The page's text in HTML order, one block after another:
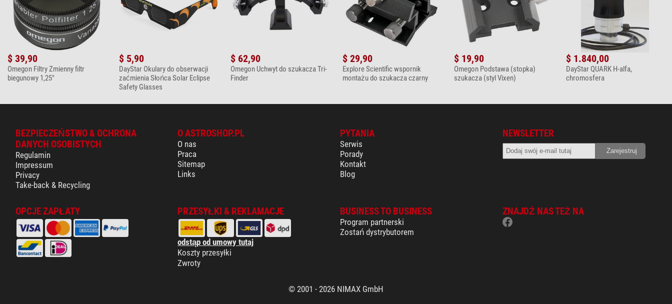
$ 39,90
Omegon Filtry Zmienny filtr
biegunowy 1,25"
$ 5,90
DayStar Okulary do obserwacji
zaćmienia Słońca Solar Eclipse
Safety Glasses
$ 62,90
Omegon Uchwyt do szukacza Tri-
Finder
$ 29,90
Explore Scientific wspornik
montażu do szukacza czarny
$ 19,90
Omegon Podstawa (stopka)
szukacza (styl Vixen)
$ 1.840,00
DayStar QUARK H-alfa,
chromosfera
BEZPIECZEŃSTWO & OCHRONA
DANYCH OSOBISTYCH
Regulamin
Impressum
Privacy
Take-back & Recycling
O ASTROSHOP.PL
O nas
Praca
Sitemap
Links
PYTANIA
Serwis
Porady
Kontakt
Blog
NEWSLETTER
OPCJE ZAPŁATY PRZESYŁKI & REKLAMACJE
odstąp od umowy tutaj
Koszty przesyłki
Zwroty
BUSINESS TO BUSINESS
Program partnerski
Zostań dystrybutorem
ZNAJDŹ NAS TEŻ NA
© 2001 - 2026 NIMAX GmbH